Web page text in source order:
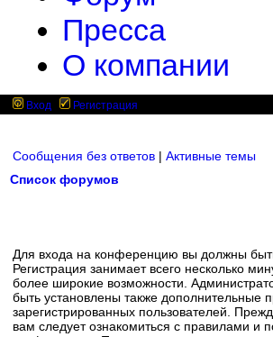
Пресса
О компании
Вход Регистрация
Сообщения без ответов | Активные темы
Список форумов
Для входа на конференцию вы должны
Регистрация занимает всего несколько
более широкие возможности.
быть установлены также дополнительные
зарегистрированных пользователей.
вам следует ознакомиться с правилами и